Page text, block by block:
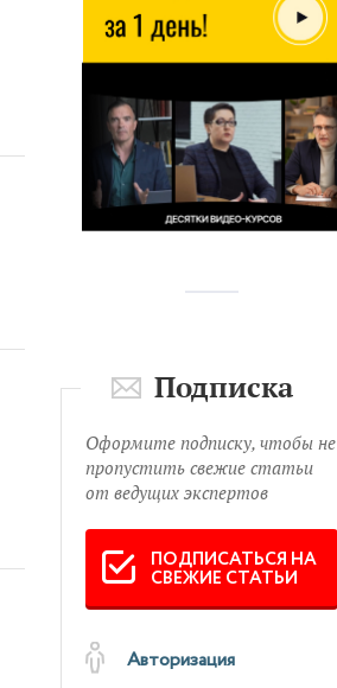
Подписка
Оформите подписку, чтобы не
пропустить свежие статьи
от ведущих экспертов
ПОДПИСАТЬСЯ НА
СВЕЖИЕ СТАТЬИ
Авторизация